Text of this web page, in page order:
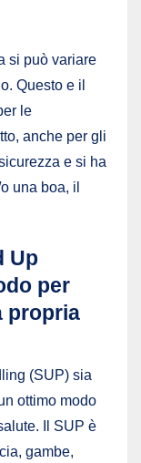
si può variare
Questo e il
le
anche per gli
e si ha
una boa, il
Up
per
propria
(SUP) sia
ottimo modo
Il SUP è
gambe,